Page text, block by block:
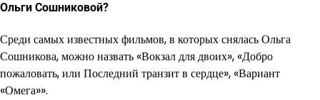
Ольги Сошниковой?
Среди самых известных фильмов, в которых снялась Ольга
Сошникова, можно назвать «Вокзал для двоих», «Добро
пожаловать, или Последний транзит в сердце», «Вариант
«Омега»».